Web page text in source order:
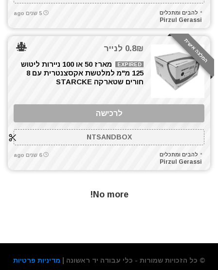
מסור גרונג
מסור חרב
מסור עגול
מסור פנדל גרונג
מסור שולחני
מסור שורף
מסור שרשרת
מפסלות
מקדחים
פטישון
להבים ומתכלים
Pirzul Gerassi
5 שנים ago
המלצה אישית 0.8₪ לנייר
EXPIRED
מארז 50 או 100 ניירות ליטוש
125 מ"מ למלטשת אקסצנטרית עם 8
חורים שטארקה STARCKE
לרכישה
NTSANDBOX
להבים ומתכלים
Pirzul Gerassi
6 שנים ago
No more!
© כל הזכויות שמורות - כלי עבודה יד ראשונה | מדיניות פרטיות